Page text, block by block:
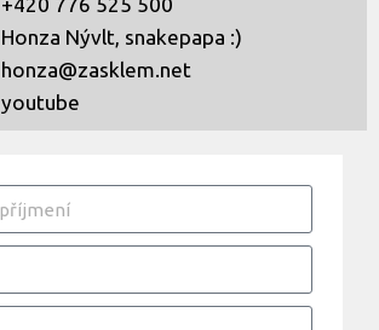
Honza Nývlt, snakepapa :)
honza@zasklem.net
youtube